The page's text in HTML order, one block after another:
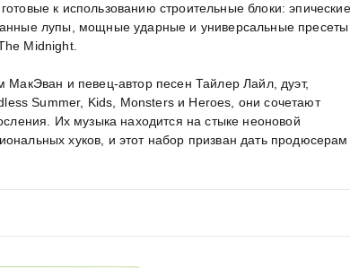
к использованию строительные блоки: эпические
лупы, мощные ударные и универсальные пресеты
Midnight.
и певец-автор песен Тайлер Лайл, дуэт,
Summer, Kids, Monsters и Heroes, они сочетают
Их музыка находится на стыке неоновой
хуков, и этот набор призван дать продюсерам